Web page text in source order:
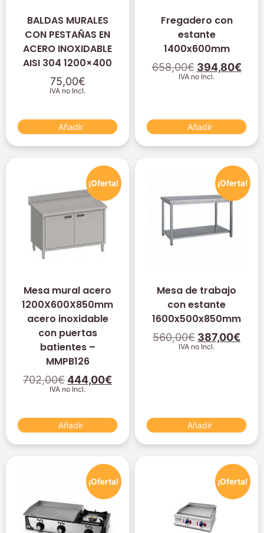
BALDAS MURALES
CON PESTAÑAS EN
ACERO INOXIDABLE
AISI 304 1200×400
75,00€
IVA no Incl.
Añadir
Fregadero con
estante
1400x600mm
658,00€ 394,80€
IVA no Incl.
Añadir
¡Oferta!
Mesa mural acero
1200X600X850mm
acero inoxidable
con puertas
batientes –
MMPB126
702,00€444,00€
IVA no Incl.
Añadir
¡Oferta!
Mesa de trabajo
con estante
1600x500x850mm
560,00€ 387,00€
IVA no Incl.
Añadir
¡Oferta! ¡Oferta!